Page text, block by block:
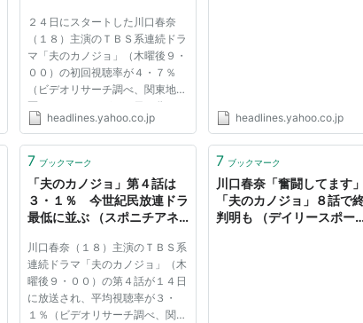
２４日にスタートした川口春奈
（１８）主演のＴＢＳ系連続ドラ
マ「夫のカノジョ」（木曜後９・
００）の初回視聴率が４・７％
（ビデオリサーチ調べ、関東地
区）だったことが２５日、分かっ
た。 米倉主演「ドクターＸ」第
更新 ２０歳の派遣社員・星見
一・...
headlines.yahoo.co.jp headlines.yahoo.co.jp
7 ブックマーク
「夫のカノジョ」第４話は
３・１％ 今世紀民放連ドラ
最低に並ぶ （スポニチアネ
川口春奈（１８）主演のＴＢＳ系
連続ドラマ「夫のカノジョ」（木
曜後９・００）の第４話が１４日
に放送され、平均視聴率が３・
１％（ビデオリサーチ調べ、関東
7 ブックマーク
川口春奈「奮闘してます
「夫のカノジョ」８話で
判明も （デイリースポー